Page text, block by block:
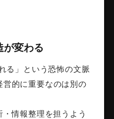
変わる
る」という恐怖の文脈
営的に重要なのは別の
情報整理を担うよう